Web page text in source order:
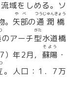
域をしめる。ソ
。 矢部
やべ
の通潤橋
つうじゅんきょう
のアーチ型
がた
水道橋
）年2月， 蘇陽
そよう
・
。人口：1．7万